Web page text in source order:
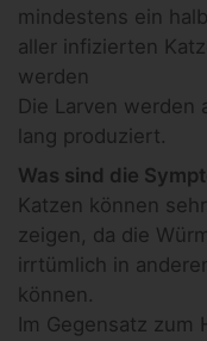
mindestens ein
aller infizierten
werden
Die Larven werden
lang produziert.
Was sind die
Katzen können
zeigen, da die
irrtümlich in
können.
Im Gegensatz zum